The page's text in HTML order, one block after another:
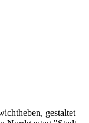
gestaltet